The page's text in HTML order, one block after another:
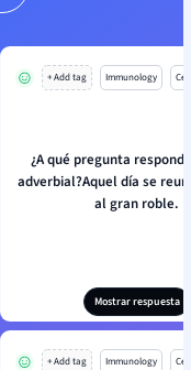
+ Add tag Immunology
¿A qué pregunta
adverbial?Aquel día se
al gran roble.
Mostrar respuesta
+ Add tag Immunology